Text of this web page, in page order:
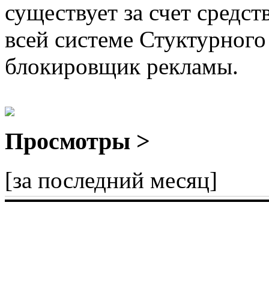
существует за счет
всей системе
блокировщик рекламы.
Просмотры >
[за последний месяц]